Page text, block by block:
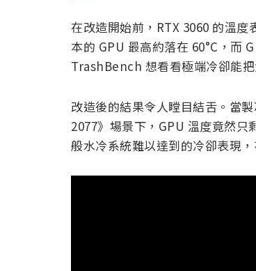
在改造開始前，RTX 3060 的溫
本的 GPU 最高約落在 60°C，而
TrashBench 想看看極端冷卻能把
改造後的結果令人瞠目結舌。當
2077》場景下，GPU 溫度竟然只
般水冷系統難以達到的冷卻表現